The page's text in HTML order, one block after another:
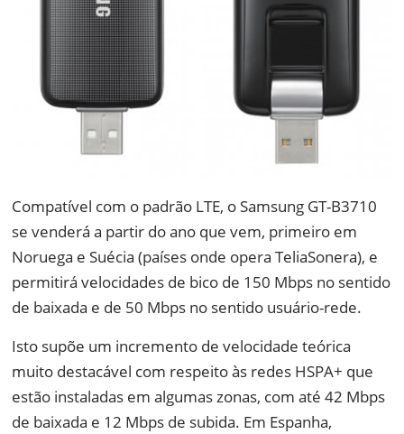
Compatível com o padrão LTE, o Samsung GT-B3710
se venderá a partir do ano que vem, primeiro em
Noruega e Suécia (países onde opera TeliaSonera), e
permitirá velocidades de bico de 150 Mbps no sentido
de baixada e de 50 Mbps no sentido usuário-rede.
Isto supõe um incremento de velocidade teórica
muito destacável com respeito às redes HSPA+ que
estão instaladas em algumas zonas, com até 42 Mbps
de baixada e 12 Mbps de subida. Em Espanha,